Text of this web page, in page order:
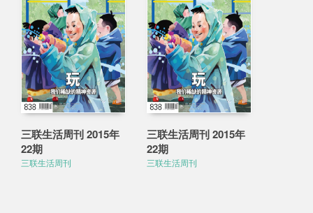
三联生活周刊 2015年
22期
三联生活周刊
三联生活周刊 2015年
22期
三联生活周刊